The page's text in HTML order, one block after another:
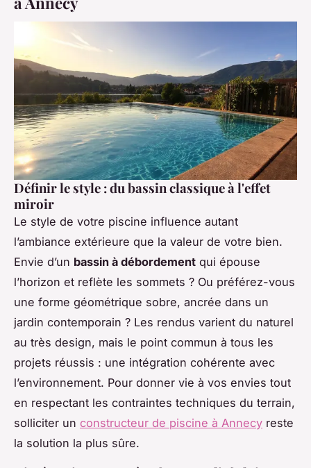
Définir le style : du bassin classique à l'effet
miroir
Le style de votre piscine influence autant
l’ambiance extérieure que la valeur de votre bien.
Envie d’un bassin à débordement qui épouse
l’horizon et reflète les sommets ? Ou préférez-vous
une forme géométrique sobre, ancrée dans un
jardin contemporain ? Les rendus varient du naturel
au très design, mais le point commun à tous les
projets réussis : une intégration cohérente avec
l’environnement. Pour donner vie à vos envies tout
en respectant les contraintes techniques du terrain,
solliciter un constructeur de piscine à Annecy reste
la solution la plus sûre.